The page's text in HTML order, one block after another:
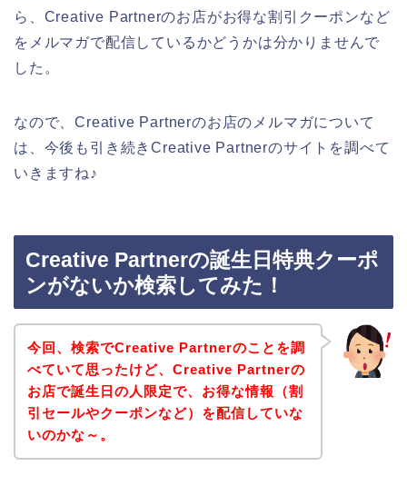
ら、Creative Partnerのお店がお得な割引クーポンなど
をメルマガで配信しているかどうかは分かりませんで
した。
なので、Creative Partnerのお店のメルマガについて
は、今後も引き続きCreative Partnerのサイトを調べて
いきますね♪
Creative Partnerの誕生日特典クーポ
ンがないか検索してみた！
今回、検索でCreative Partnerのことを調
べていて思ったけど、Creative Partnerの
お店で誕生日の人限定で、お得な情報（割
引セールやクーポンなど）を配信していな
いのかな～。